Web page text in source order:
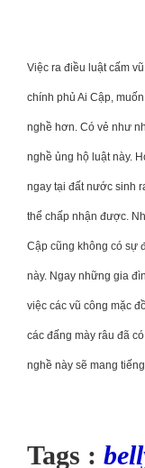
Việc ra điều luật cấm
chính phủ Ai Cập,
nghề hơn. Có vẻ như
nghề ủng hộ luật này.
ngay tại đất nước sinh
thể chấp nhận được.
Cập cũng không có sự
này. Ngay những gia
việc các vũ công mặc
các đấng mày râu đã
nghề này sẽ mang
Tags :